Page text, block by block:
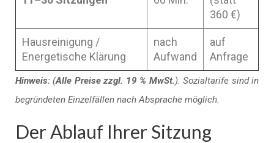
360 €)
Hausreinigung /
Energetische Klärung
nach
Aufwand
auf
Anfrage
Hinweis: (Alle Preise zzgl. 19 % MwSt.). Sozialtarife sind in
begründeten Einzelfällen nach Absprache möglich.
Der Ablauf Ihrer Sitzung